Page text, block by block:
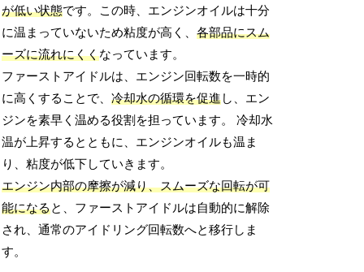
が低い状態です。この時、エンジンオイルは十分
に温まっていないため粘度が高く、各部品にスム
ーズに流れにくくなっています。
ファーストアイドルは、エンジン回転数を一時的
に高くすることで、冷却水の循環を促進し、エン
ジンを素早く温める役割を担っています。 冷却水
温が上昇するとともに、エンジンオイルも温ま
り、粘度が低下していきます。
エンジン内部の摩擦が減り、スムーズな回転が可
能になると、ファーストアイドルは自動的に解除
され、通常のアイドリング回転数へと移行しま
す。